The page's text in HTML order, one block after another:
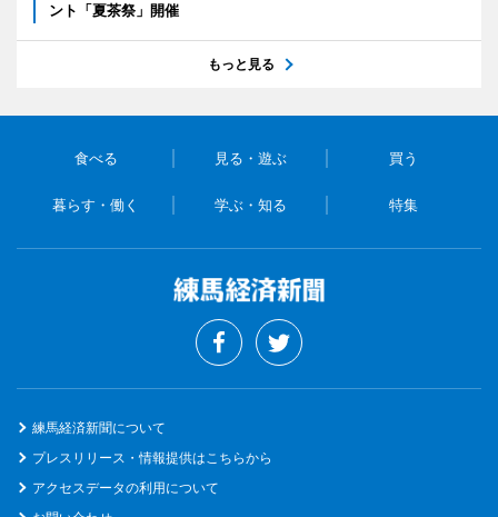
ント「夏茶祭」開催
もっと見る
食べる 見る・遊ぶ 買う
暮らす・働く 学ぶ・知る 特集
練馬経済新聞について
プレスリリース・情報提供はこちらから
アクセスデータの利用について